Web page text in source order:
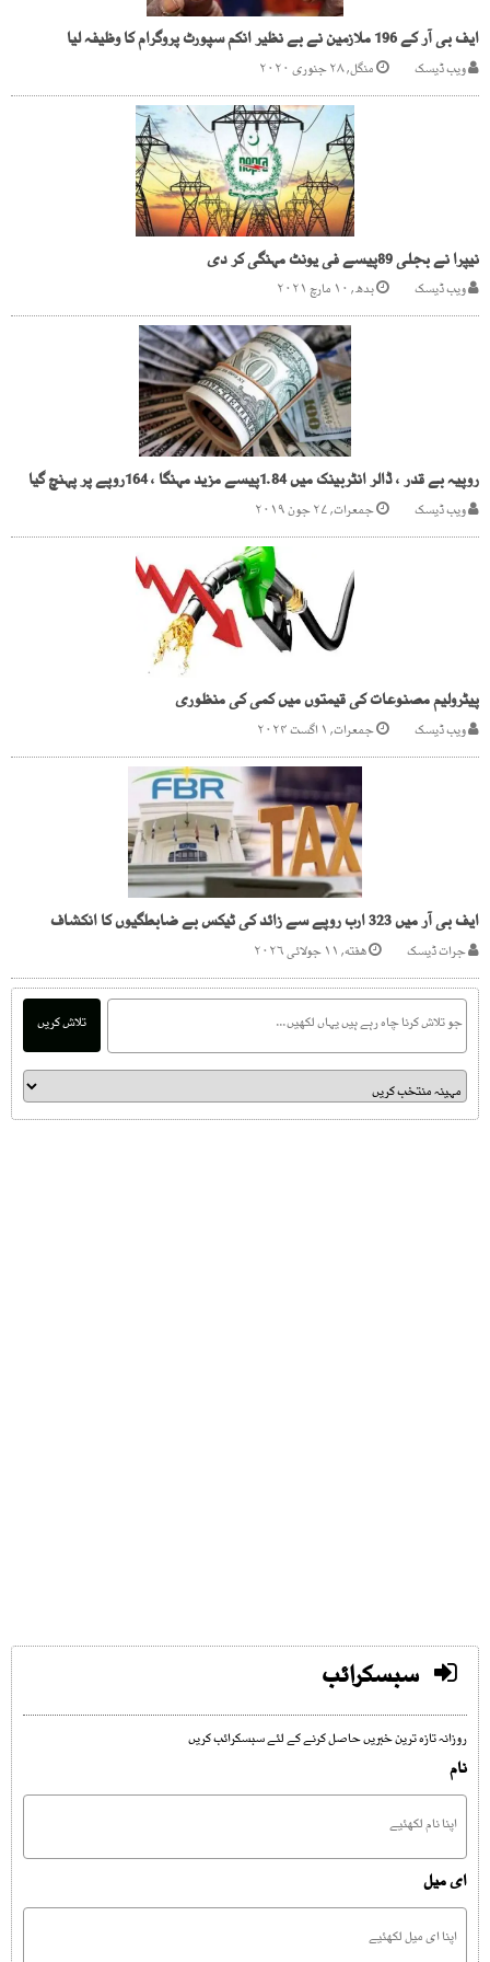
ایف بی آر کے 196 ملازمین نے بے نظیر انکم سپورٹ پروگرام کا وظیفہ لیا
ویب ڈیسک منگل, ۲۸ جنوری ۲۰۲۰
نیپرا نے بجلی 89پیسے فی یونٹ مہنگی کر دی
ویب ڈیسک بدھ, ۱۰ مارچ ۲۰۲۱
روپیہ بے قدر ، ڈالر انٹربینک میں 1.84پیسے مزید مہنگا ، 164روپے پر پہنچ گیا
ویب ڈیسک جمعرات, ۲۷ جون ۲۰۱۹
پیٹرولیم مصنوعات کی قیمتوں میں کمی کی منظوری
ویب ڈیسک جمعرات, ۱ اگست ۲۰۲۴
ایف بی آر میں 323 ارب روپے سے زائد کی ٹیکس بے ضابطگیوں کا انکشاف
جرات ڈیسک هفته, ۱۱ جولائی ۲۰۲۶
تلاش کریں
سبسکرائب
روزانہ تازہ ترین خبریں حاصل کرنے کے لئے سبسکرائب کریں
نام
ای میل